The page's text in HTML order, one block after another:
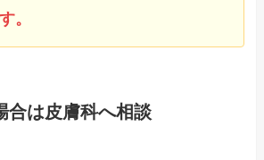
。
合は皮膚科へ相談